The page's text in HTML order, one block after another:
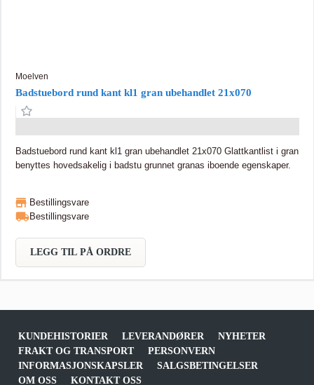
Moelven
Badstuebord rund kant kl1 gran ubehandlet 21x070
Badstuebord rund kant kl1 gran ubehandlet 21x070 Glattkantlist i gran
benyttes hovedsakelig i badstu grunnet granas iboende egenskaper.
Bestillingsvare
Bestillingsvare
LEGG TIL PÅ ORDRE
KUNDEHISTORIER LEVERANDØRER
NYHETER
FRAKT OG TRANSPORT
PERSONVERN
INFORMASJONSKAPSLER
SALGSBETINGELSER
OM OSS
KONTAKT OSS